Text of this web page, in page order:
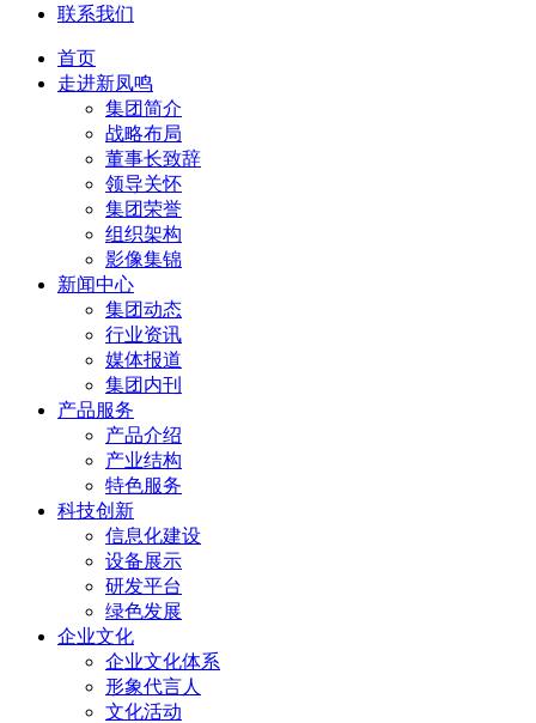
联系我们
首页
走进新凤鸣
集团简介
战略布局
董事长致辞
领导关怀
集团荣誉
组织架构
影像集锦
新闻中心
集团动态
行业资讯
媒体报道
集团内刊
产品服务
产品介绍
产业结构
特色服务
科技创新
信息化建设
设备展示
研发平台
绿色发展
企业文化
企业文化体系
形象代言人
文化活动